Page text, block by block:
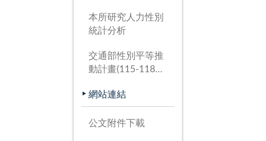
本所研究人力性別
統計分析
交通部性別平等推
動計畫(115-118
網站連結
公文附件下載